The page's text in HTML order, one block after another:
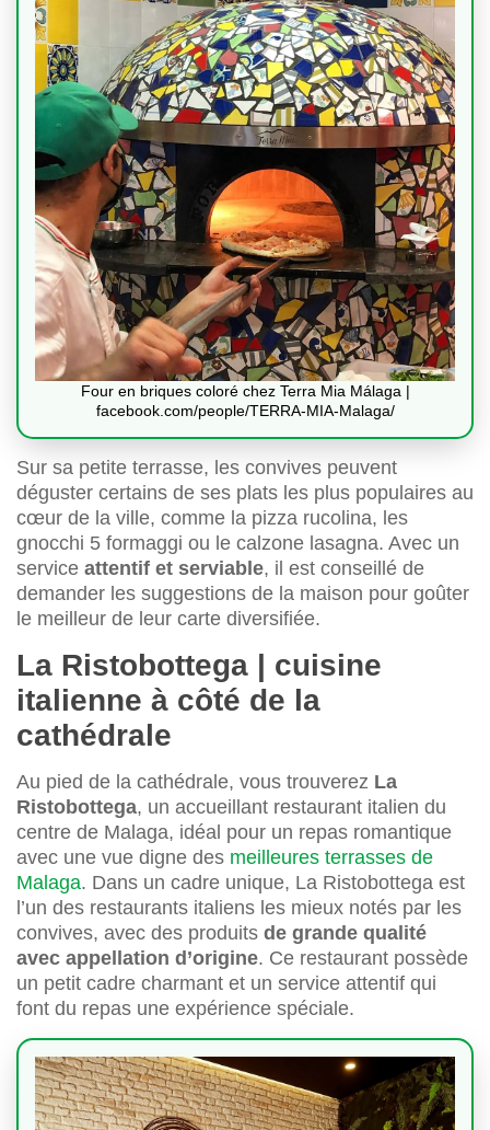
Four en briques coloré chez Terra Mia Málaga |
facebook.com/people/TERRA-MIA-Malaga/
Sur sa petite terrasse, les convives peuvent
déguster certains de ses plats les plus populaires au
cœur de la ville, comme la pizza rucolina, les
gnocchi 5 formaggi ou le calzone lasagna. Avec un
service attentif et serviable, il est conseillé de
demander les suggestions de la maison pour goûter
le meilleur de leur carte diversifiée.
La Ristobottega | cuisine
italienne à côté de la
cathédrale
Au pied de la cathédrale, vous trouverez La
Ristobottega, un accueillant restaurant italien du
centre de Malaga, idéal pour un repas romantique
avec une vue digne des meilleures terrasses de
Malaga. Dans un cadre unique, La Ristobottega est
l’un des restaurants italiens les mieux notés par les
convives, avec des produits de grande qualité
avec appellation d’origine. Ce restaurant possède
un petit cadre charmant et un service attentif qui
font du repas une expérience spéciale.